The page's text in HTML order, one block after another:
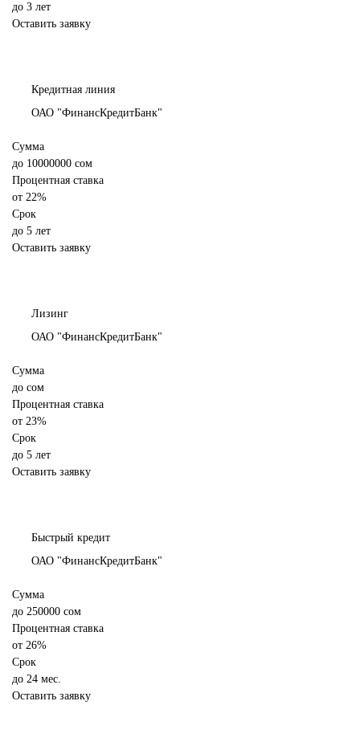
до 3 лет
Оставить заявку
Кредитная линия
ОАО "ФинансКредитБанк"
Сумма
до 10000000 сом
Процентная ставка
от 22%
Срок
до 5 лет
Оставить заявку
Лизинг
ОАО "ФинансКредитБанк"
Сумма
до сом
Процентная ставка
от 23%
Срок
до 5 лет
Оставить заявку
Быстрый кредит
ОАО "ФинансКредитБанк"
Сумма
до 250000 сом
Процентная ставка
от 26%
Срок
до 24 мес.
Оставить заявку